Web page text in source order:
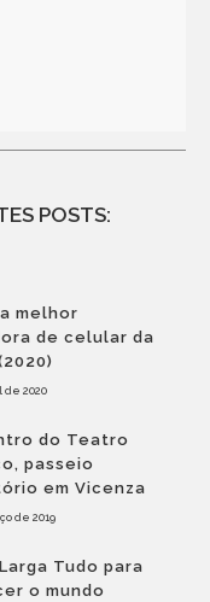
POSTS:
melhor
de celular da
de 2020
do Teatro
passeio
em Vicenza
de 2019
Tudo para
o mundo